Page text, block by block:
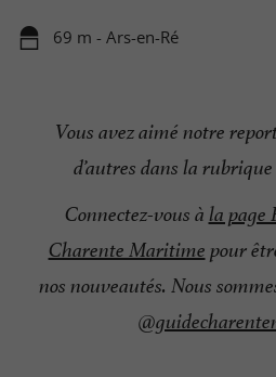
69 m - Ars-en-Ré
Vous avez aimé notre
d’autres dans la rubrique
Connectez-vous à la page
Charente Maritime pour
nos nouveautés. Nous